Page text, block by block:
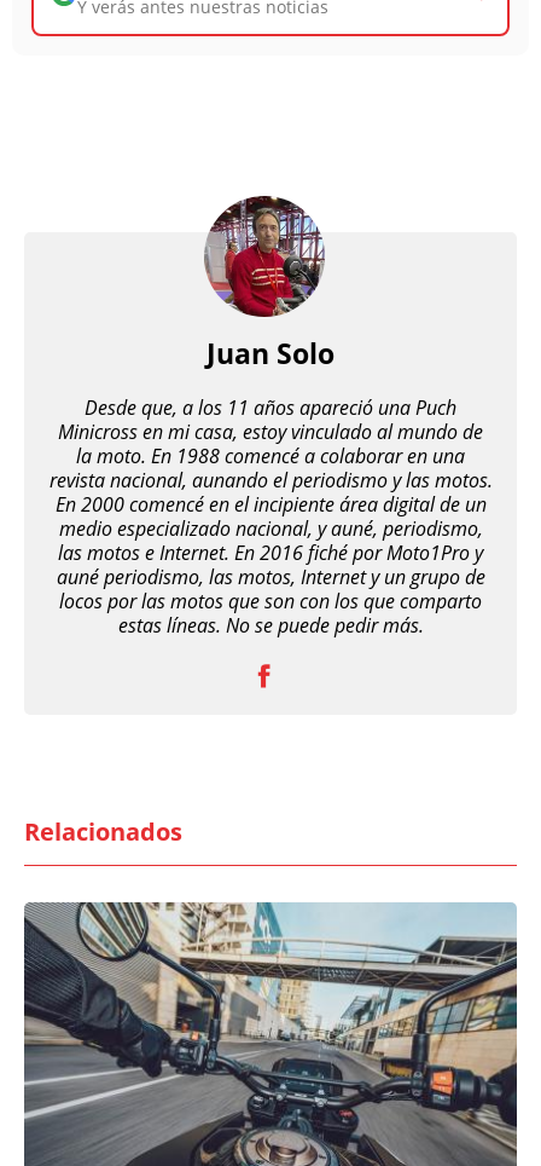
Y verás antes nuestras noticias
Juan Solo
Desde que, a los 11 años apareció una Puch
Minicross en mi casa, estoy vinculado al mundo de
la moto. En 1988 comencé a colaborar en una
revista nacional, aunando el periodismo y las motos.
En 2000 comencé en el incipiente área digital de un
medio especializado nacional, y auné, periodismo,
las motos e Internet. En 2016 fiché por Moto1Pro y
auné periodismo, las motos, Internet y un grupo de
locos por las motos que son con los que comparto
estas líneas. No se puede pedir más.
Relacionados